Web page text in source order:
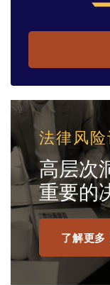
法律风
高层次
重要的
了解更多